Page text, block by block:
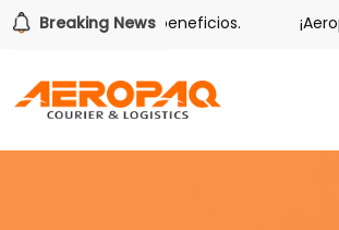
Breaking News
tiene sus beneficios.